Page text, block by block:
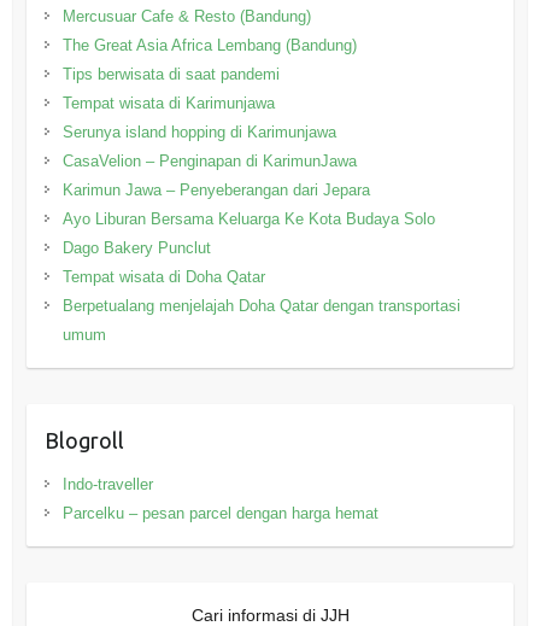
Mercusuar Cafe & Resto (Bandung)
The Great Asia Africa Lembang (Bandung)
Tips berwisata di saat pandemi
Tempat wisata di Karimunjawa
Serunya island hopping di Karimunjawa
CasaVelion – Penginapan di KarimunJawa
Karimun Jawa – Penyeberangan dari Jepara
Ayo Liburan Bersama Keluarga Ke Kota Budaya Solo
Dago Bakery Punclut
Tempat wisata di Doha Qatar
Berpetualang menjelajah Doha Qatar dengan transportasi
umum
Blogroll
Indo-traveller
Parcelku – pesan parcel dengan harga hemat
Cari informasi di JJH